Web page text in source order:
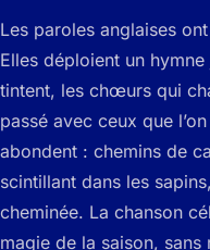
Les paroles anglaises
Elles déploient un
tintent, les chœurs qui
passé avec ceux que
abondent : chemins de
scintillant dans les
cheminée. La chanson
magie de la saison,